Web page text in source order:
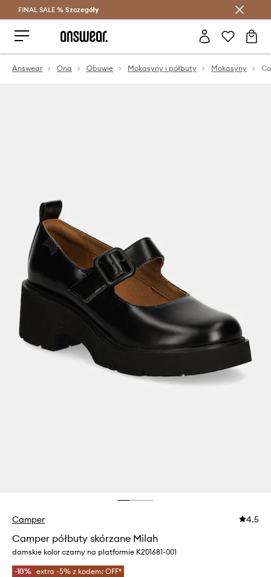
Oszczędzaj z Answear Club >
FINAL SALE % Szczegóły
Answear Ona Obuwie Mokasyny i półbuty Mokasyny
Camper 4.5
Camper półbuty skórzane Milah
damskie kolor czarny na platformie K201681-001
-10% extra -5% z kodem: OFF*